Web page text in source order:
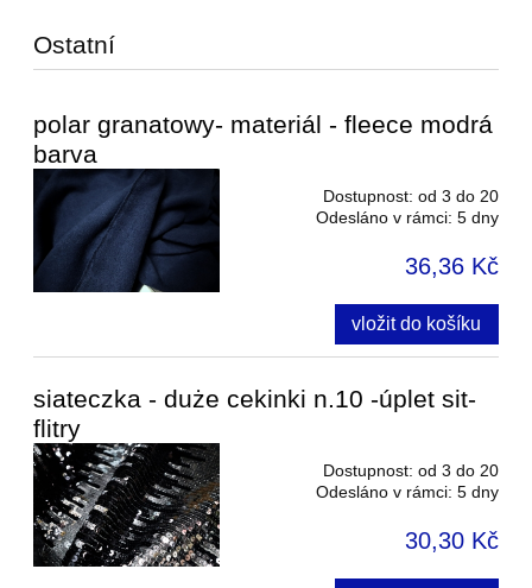
Ostatní
polar granatowy- materiál - fleece modrá
barva
Dostupnost: od 3 do 20
Odesláno v rámci: 5 dny
36,36 Kč
vložit do košíku
siateczka - duże cekinki n.10 -úplet sit-
flitry
Dostupnost: od 3 do 20
Odesláno v rámci: 5 dny
30,30 Kč